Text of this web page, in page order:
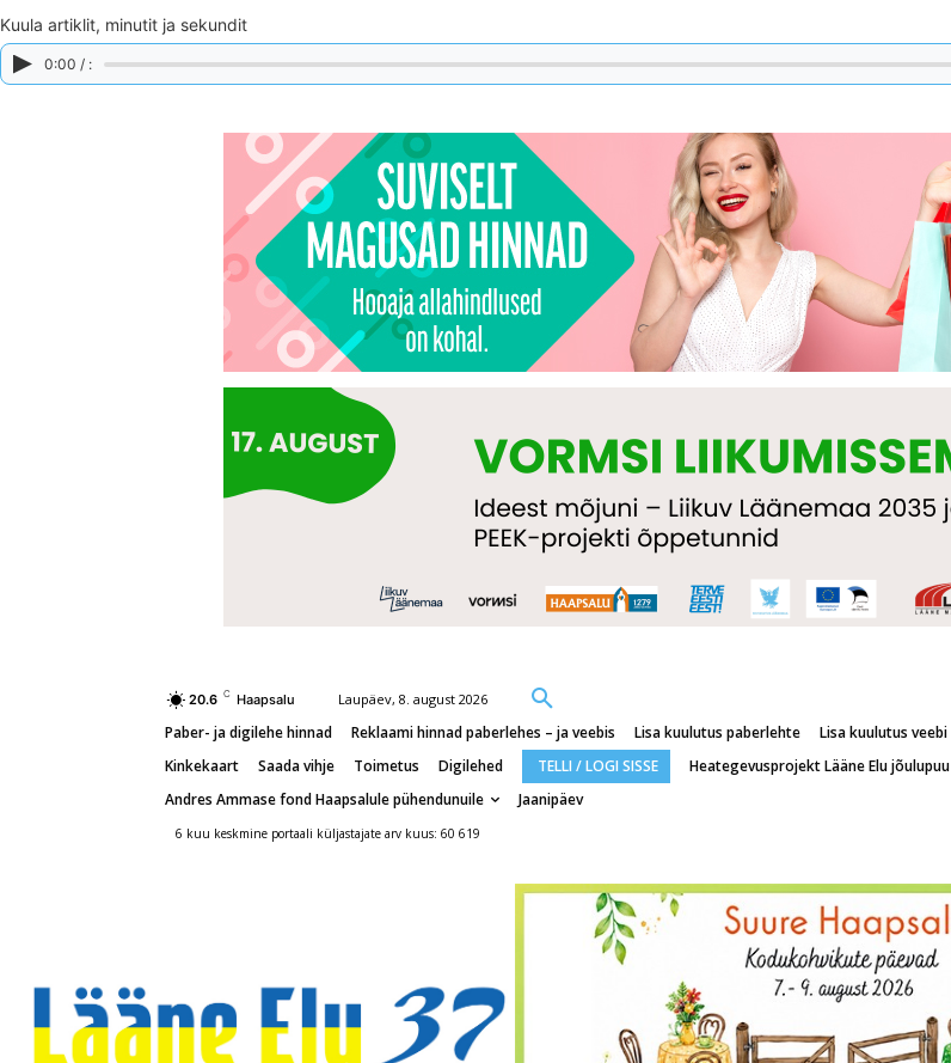
Kuula artiklit, minutit ja sekundit
0:00 / :
20.6 C Haapsalu Laupäev, 8. august 2026
Paber- ja digilehe hinnad Reklaami hinnad paberlehes – ja veebis Lisa kuulutus paberlehte Lisa kuulutus veebi
Kinkekaart
Saada vihje Toimetus Digilehed TELLI / LOGI SISSE Heategevusprojekt Lääne Elu jõulupuu
Andres Ammase fond Haapsalule pühendunuile
Jaanipäev
6 kuu keskmine portaali küljastajate arv kuus: 60 619